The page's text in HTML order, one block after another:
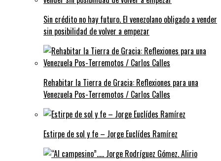
Sin crédito no hay futuro. El venezolano obligado a vender
sin posibilidad de volver a empezar
Rehabitar la Tierra de Gracia: Reflexiones para una
Venezuela Pos-Terremotos / Carlos Calles
Estirpe de sol y fe – Jorge Euclídes Ramírez